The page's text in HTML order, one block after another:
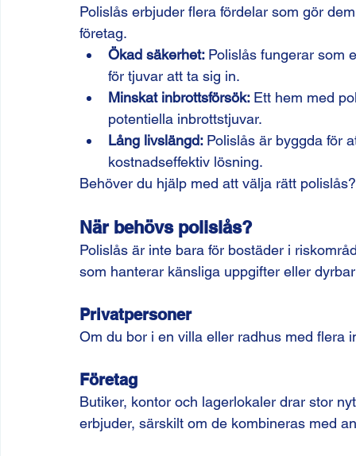
Polislås erbjuder flera fördelar som gör
företag.
Ökad säkerhet: Polislås fungerar som
för tjuvar att ta sig in.
Minskat inbrottsförsök: Ett hem med
potentiella inbrottstjuvar.
Lång livslängd: Polislås är byggda för
kostnadseffektiv lösning.
Behöver du hjälp med att välja rätt
När behövs polislås?
Polislås är inte bara för bostäder i
som hanterar känsliga uppgifter eller
Privatpersoner
Om du bor i en villa eller radhus med flera
Företag
Butiker, kontor och lagerlokaler drar stor
erbjuder, särskilt om de kombineras med